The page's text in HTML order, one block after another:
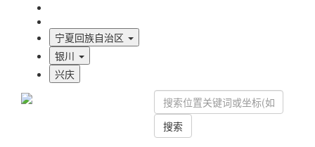
宁夏回族自治区
银川
兴庆
搜索